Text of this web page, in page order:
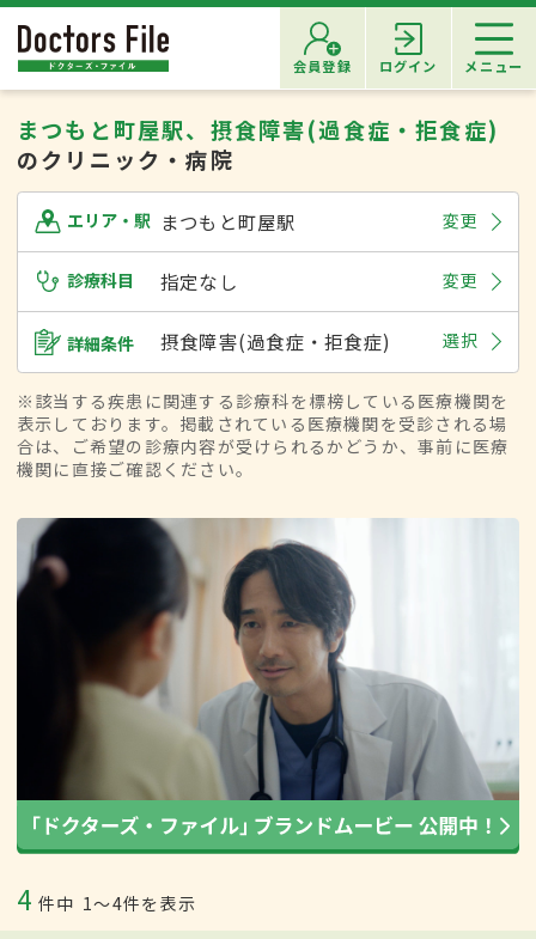
会員登録 ログイン メニュー
まつもと町屋駅、摂食障害(過食症・拒食症)
のクリニック・病院
エリア・駅 まつもと町屋駅 変更
診療科目 指定なし 変更
詳細条件 摂食障害(過食症・拒食症) 選択
※該当する疾患に関連する診療科を標榜している医療機関を
表示しております。掲載されている医療機関を受診される場
合は、ご希望の診療内容が受けられるかどうか、事前に医療
機関に直接ご確認ください。
4 件中 1〜4件を表示